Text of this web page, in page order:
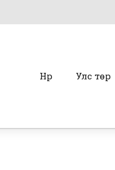
Нүүр Улс төр